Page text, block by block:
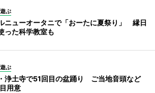
ぶ
ニューオータニで「おーたに夏祭り」 縁日
った科学教室も
ぶ
浄土寺で51回目の盆踊り ご当地音頭など
用意